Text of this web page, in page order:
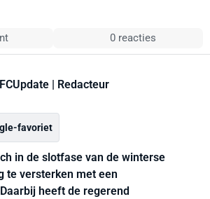
0 reacties
| Redacteur
favoriet
in de slotfase van de winterse
te versterken met een
heeft de regerend